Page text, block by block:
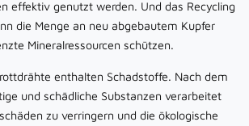
effektiv genutzt werden. Und das Recycling
die Menge an neu abgebautem Kupfer
Mineralressourcen schützen.
enthalten Schadstoffe. Nach dem
und schädliche Substanzen verarbeitet
zu verringern und die ökologische